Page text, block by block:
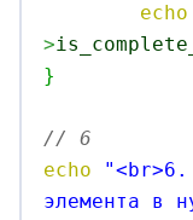
echo
>
}
// 6
echo
"<br>6.
элемента в